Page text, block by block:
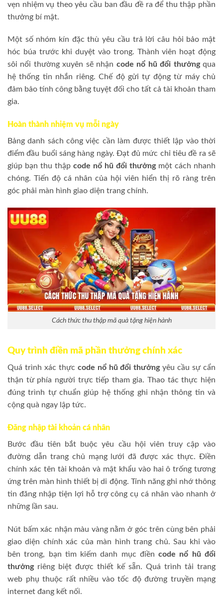
vẹn nhiệm vụ theo yêu cầu ban đầu đề ra để thu thập phần
thưởng bí mật.
Một số nhóm kín đặc thù yêu cầu trả lời câu hỏi bảo mật
hóc búa trước khi duyệt vào trong. Thành viên hoạt động
sôi nổi thường xuyên sẽ nhận code nổ hũ đổi thưởngqua
hệ thống tin nhắn riêng. Chế độ gửi tự động từ máy chủ
đảm bảo tính công bằng tuyệt đối cho tất cả tài khoản tham
gia.
Hoàn thành nhiệm vụ mỗi ngày
Bảng danh sách công việc cần làm được thiết lập vào thời
điểm đầu buổi sáng hàng ngày. Đạt đủ mức chỉ tiêu đề ra sẽ
giúp bạn thu thập code nổ hũ đổi thưởngmột cách nhanh
chóng. Tiến độ cá nhân của hội viên hiển thị rõ ràng trên
góc phải màn hình giao diện trang chính.
Cách thức thu thập mã quà tặng hiện hành
Quy trình điền mã phần thưởng chính xác
Quá trình xác thực code nổ hũ đổi thưởngyêu cầu sự cẩn
thận từ phía người trực tiếp tham gia. Thao tác thực hiện
đúng trình tự chuẩn giúp hệ thống ghi nhận thông tin và
cộng quà ngay lập tức.
Đăng nhập tài khoản cá nhân
Bước đầu tiên bắt buộc yêu cầu hội viên truy cập vào
đường dẫn trang chủ mạng lưới đã được xác thực. Điền
chính xác tên tài khoản và mật khẩu vào hai ô trống tương
ứng trên màn hình thiết bị di động. Tính năng ghi nhớ thông
tin đăng nhập tiện lợi hỗ trợ công cụ cá nhân vào nhanh ở
những lần sau.
Nút bấm xác nhận màu vàng nằm ở góc trên cùng bên phải
giao diện chính xác của màn hình trang chủ. Sau khi vào
bên trong, bạn tìm kiếm danh mục điềncode nổ hũ đổi
thưởngriêng biệt được thiết kế sẵn. Quá trình tải trang
web phụ thuộc rất nhiều vào tốc độ đường truyền mạng
internet đang kết nối.